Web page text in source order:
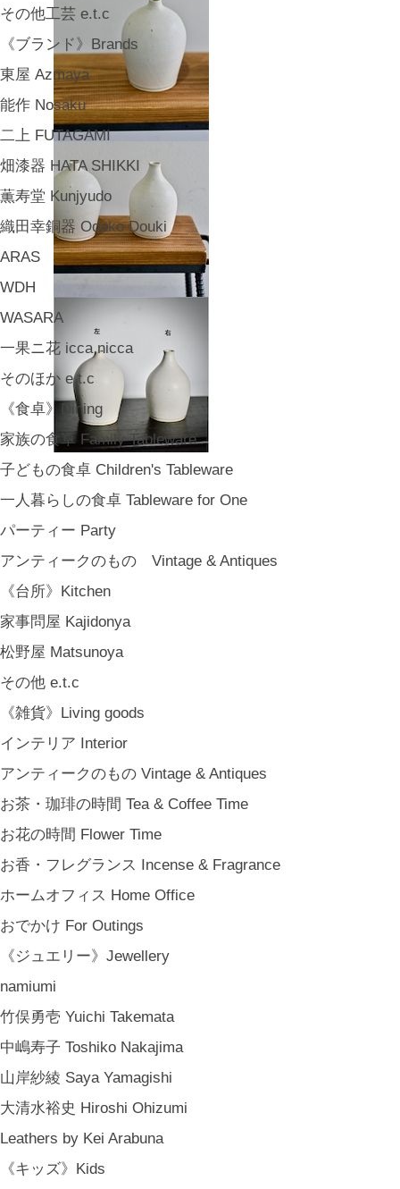
その他工芸 e.t.c
《ブランド》Brands
東屋 Azmaya
能作 Nosaku
二上 FUTAGAMI
畑漆器 HATA SHIKKI
薫寿堂 Kunjyudo
織田幸銅器 Odako Douki
ARAS
WDH
WASARA
一果ニ花 icca nicca
そのほか e.t.c
《食卓》Dining
家族の食卓 Family Tableware
子どもの食卓 Children's Tableware
一人暮らしの食卓 Tableware for One
パーティー Party
アンティークのもの Vintage & Antiques
《台所》Kitchen
家事問屋 Kajidonya
松野屋 Matsunoya
その他 e.t.c
《雑貨》Living goods
インテリア Interior
アンティークのもの Vintage & Antiques
お茶・珈琲の時間 Tea & Coffee Time
お花の時間 Flower Time
お香・フレグランス Incense & Fragrance
ホームオフィス Home Office
おでかけ For Outings
《ジュエリー》Jewellery
namiumi
竹俣勇壱 Yuichi Takemata
中嶋寿子 Toshiko Nakajima
山岸紗綾 Saya Yamagishi
大清水裕史 Hiroshi Ohizumi
Leathers by Kei Arabuna
《キッズ》Kids